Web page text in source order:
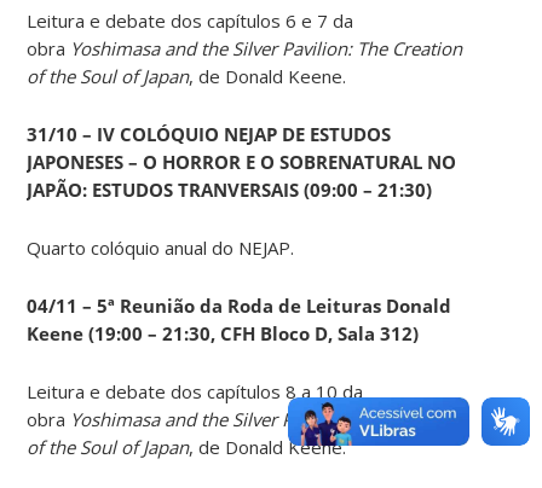
Leitura e debate dos capítulos 6 e 7 da
obra Yoshimasa and the Silver Pavilion: The Creation
of the Soul of Japan, de Donald Keene.
31/10 – IV COLÓQUIO NEJAP DE ESTUDOS
JAPONESES – O HORROR E O SOBRENATURAL NO
JAPÃO: ESTUDOS TRANVERSAIS (09:00 – 21:30)
Quarto colóquio anual do NEJAP.
04/11 – 5ª Reunião da Roda de Leituras Donald
Keene (19:00 – 21:30, CFH Bloco D, Sala 312)
Leitura e debate dos capítulos 8 a 10 da
obra Yoshimasa and the Silver Pavilion: The Creation
of the Soul of Japan, de Donald Keene.